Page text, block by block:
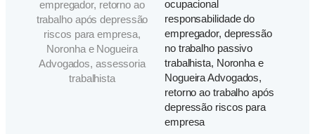
empregador, retorno ao
trabalho após depressão
riscos para empresa,
Noronha e Nogueira
Advogados, assessoria
trabalhista
ocupacional
responsabilidade do
empregador, depressão
no trabalho passivo
trabalhista, Noronha e
Nogueira Advogados,
retorno ao trabalho após
depressão riscos para
empresa